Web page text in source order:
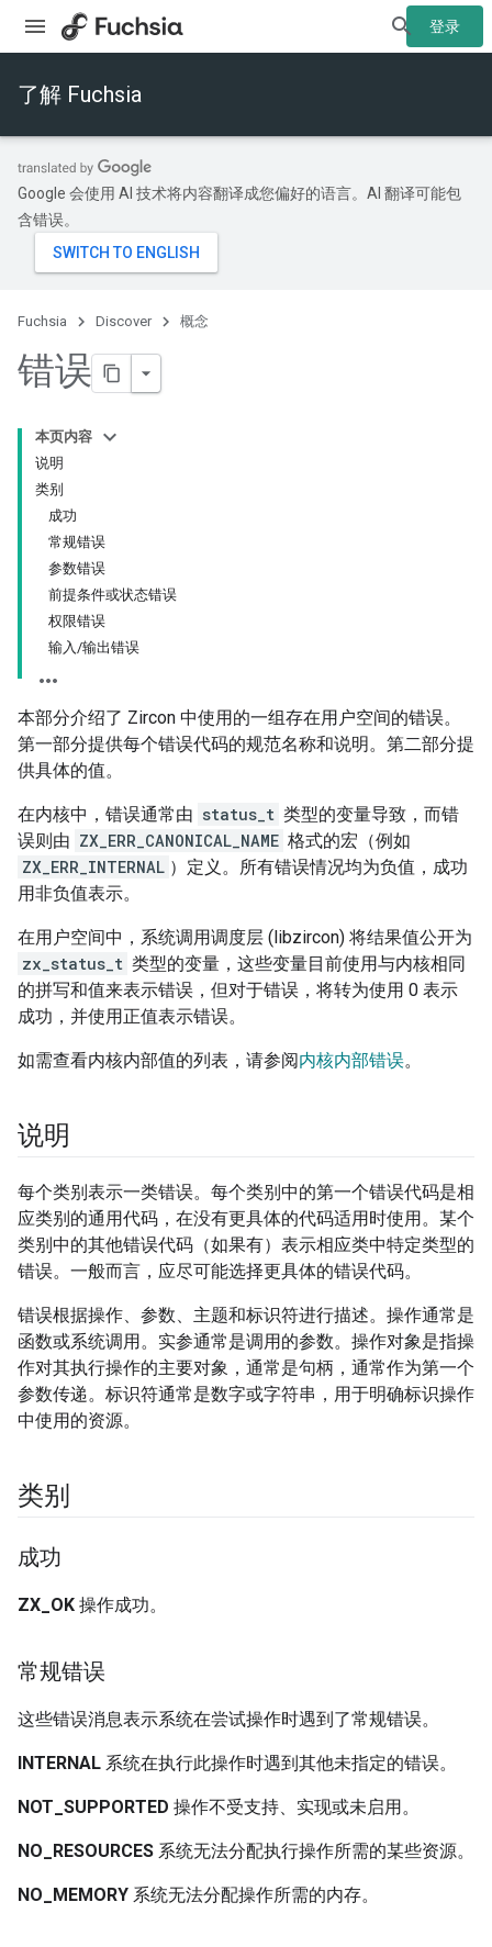
登录
了解 Fuchsia
Google 会使用 AI 技术将内容翻译成您偏好的语言。AI 翻译可能包
含错误。
Fuchsia Discover 概念
错误
本页内容
说明
类别
成功
常规错误
参数错误
前提条件或状态错误
权限错误
输入/输出错误
本部分介绍了 Zircon 中使用的一组存在用户空间的错误。
第一部分提供每个错误代码的规范名称和说明。第二部分提
供具体的值。
在内核中，错误通常由 status_t 类型的变量导致，而错
误则由 ZX_ERR_CANONICAL_NAME 格式的宏（例如
ZX_ERR_INTERNAL ）定义。所有错误情况均为负值，成功
用非负值表示。
在用户空间中，系统调用调度层 (libzircon) 将结果值公开为
zx_status_t 类型的变量，这些变量目前使用与内核相同
的拼写和值来表示错误，但对于错误，将转为使用 0 表示
成功，并使用正值表示错误。
如需查看内核内部值的列表，请参阅内核内部错误。
说明
每个类别表示一类错误。每个类别中的第一个错误代码是相
应类别的通用代码，在没有更具体的代码适用时使用。某个
类别中的其他错误代码（如果有）表示相应类中特定类型的
错误。一般而言，应尽可能选择更具体的错误代码。
错误根据操作、参数、主题和标识符进行描述。操作通常是
函数或系统调用。实参通常是调用的参数。操作对象是指操
作对其执行操作的主要对象，通常是句柄，通常作为第一个
参数传递。标识符通常是数字或字符串，用于明确标识操作
中使用的资源。
类别
成功
ZX_OK 操作成功。
常规错误
这些错误消息表示系统在尝试操作时遇到了常规错误。
INTERNAL 系统在执行此操作时遇到其他未指定的错误。
NOT_SUPPORTED 操作不受支持、实现或未启用。
NO_RESOURCES 系统无法分配执行操作所需的某些资源。
NO_MEMORY 系统无法分配操作所需的内存。